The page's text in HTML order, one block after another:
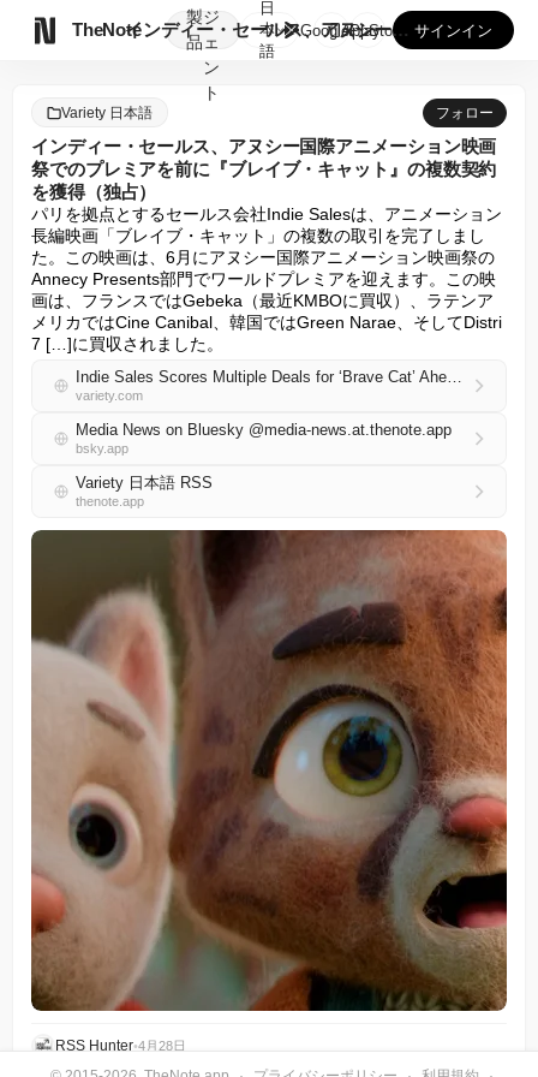
TheNote
製
品
ジ
ェ
ン
ト
インディー・セールス、アヌシー国際アニメーション映画祭でのプ...
日
本
語
GooglePlay
AppStore サインイン
Variety 日本語 フォロー
インディー・セールス、アヌシー国際アニメーション映画
祭でのプレミアを前に『ブレイブ・キャット』の複数契約
を獲得（独占）
パリを拠点とするセールス会社Indie Salesは、アニメーション
長編映画「ブレイブ・キャット」の複数の取引を完了しまし
た。この映画は、6月にアヌシー国際アニメーション映画祭の
Annecy Presents部門でワールドプレミアを迎えます。この映
画は、フランスではGebeka（最近KMBOに買収）、ラテンア
メリカではCine Canibal、韓国ではGreen Narae、そしてDistri
7 […]に買収されました。
Indie Sales Scores Multiple Deals for ‘Brave Cat’ Ahead of Premiere at Annecy (EXCLUSIVE)
variety.com
Media News on Bluesky @media-news.at.thenote.app
bsky.app
Variety 日本語 RSS
thenote.app
RSS Hunter•4月28日